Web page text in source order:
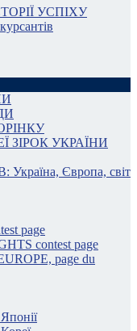
УСПІХУ
ЗІРОК УКРАЇНИ
Європа, світ
page
contest page
page du